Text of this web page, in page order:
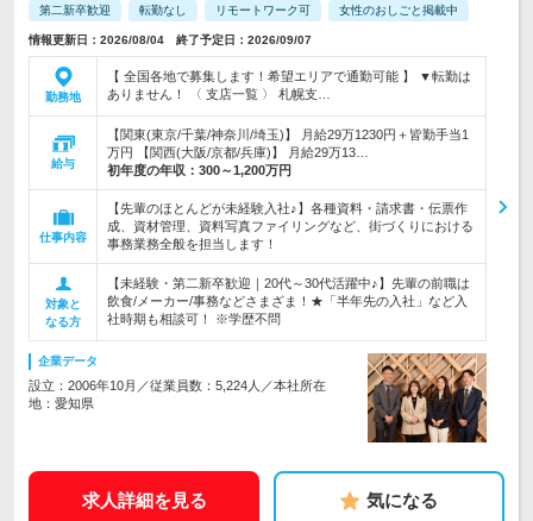
第二新卒歓迎 転勤なし リモートワーク可 女性のおしごと掲載中
情報更新日：2026/08/04 終了予定日：2026/09/07
勤務地
【 全国各地で募集します！希望エリアで通勤可能 】 ▼転勤は
ありません！ 〈 支店一覧 〉 札幌支…
給与
【関東(東京/千葉/神奈川/埼玉)】 月給29万1230円＋皆勤手当1
万円 【関西(大阪/京都/兵庫)】 月給29万13…
初年度の年収： 300～1,200万円
仕事内容
【先輩のほとんどが未経験入社♪】各種資料・請求書・伝票作
成、資材管理、資料写真ファイリングなど、街づくりにおける
事務業務全般を担当します！
対象と
なる方
【未経験・第二新卒歓迎｜20代～30代活躍中♪】先輩の前職は
飲食/メーカー/事務などさまざま！★「半年先の入社」など入
社時期も相談可！ ※学歴不問
企業データ
設立：2006年10月／従業員数：5,224人／本社所在
地：愛知県
求人詳細を見る 気になる